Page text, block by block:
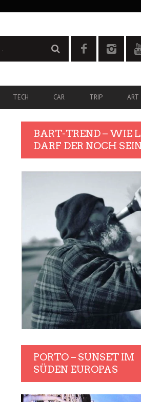
TECH CAR TRIP ART
BART-TREND – WIE
DARF DER NOCH
PORTO – SUNSET IM
SÜDEN EUROPAS